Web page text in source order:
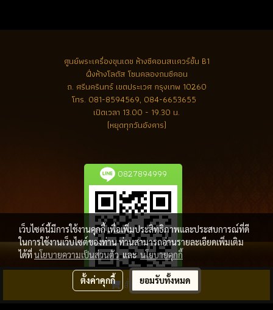
สั่งซื้อสินค้า
ศูนย์พระเครื่องขุนเดช ห้างซีคอนสแควร์ชั้น B1
ฝั่งห้างโลตัส โซนคลองถมซีคอน
ถ. ศรีนครินทร์ เขตประเวศ กรุงเทพ 10260
โทร. 081-8594569, 084-6653655
เปิดเวลา 13.00 - 19.30 น.
(หยุดทุกวันอังคาร)
0827894999
ลิขสิทธิ์ โดย พระเครื่องล้ำค่า.com
เว็บไซต์นี้มีการใช้งานคุกกี้ เพื่อเพิ่มประสิทธิภาพและประสบการณ์ที่ดี
ในการใช้งานเว็บไซต์ของท่าน ท่านสามารถอ่านรายละเอียดเพิ่มเติม
ได้ที่นโยบายความเป็นส่วนตัวและ นโยบายคุกกี้
ตั้งค่าคุกกี้ ยอมรับทั้งหมด